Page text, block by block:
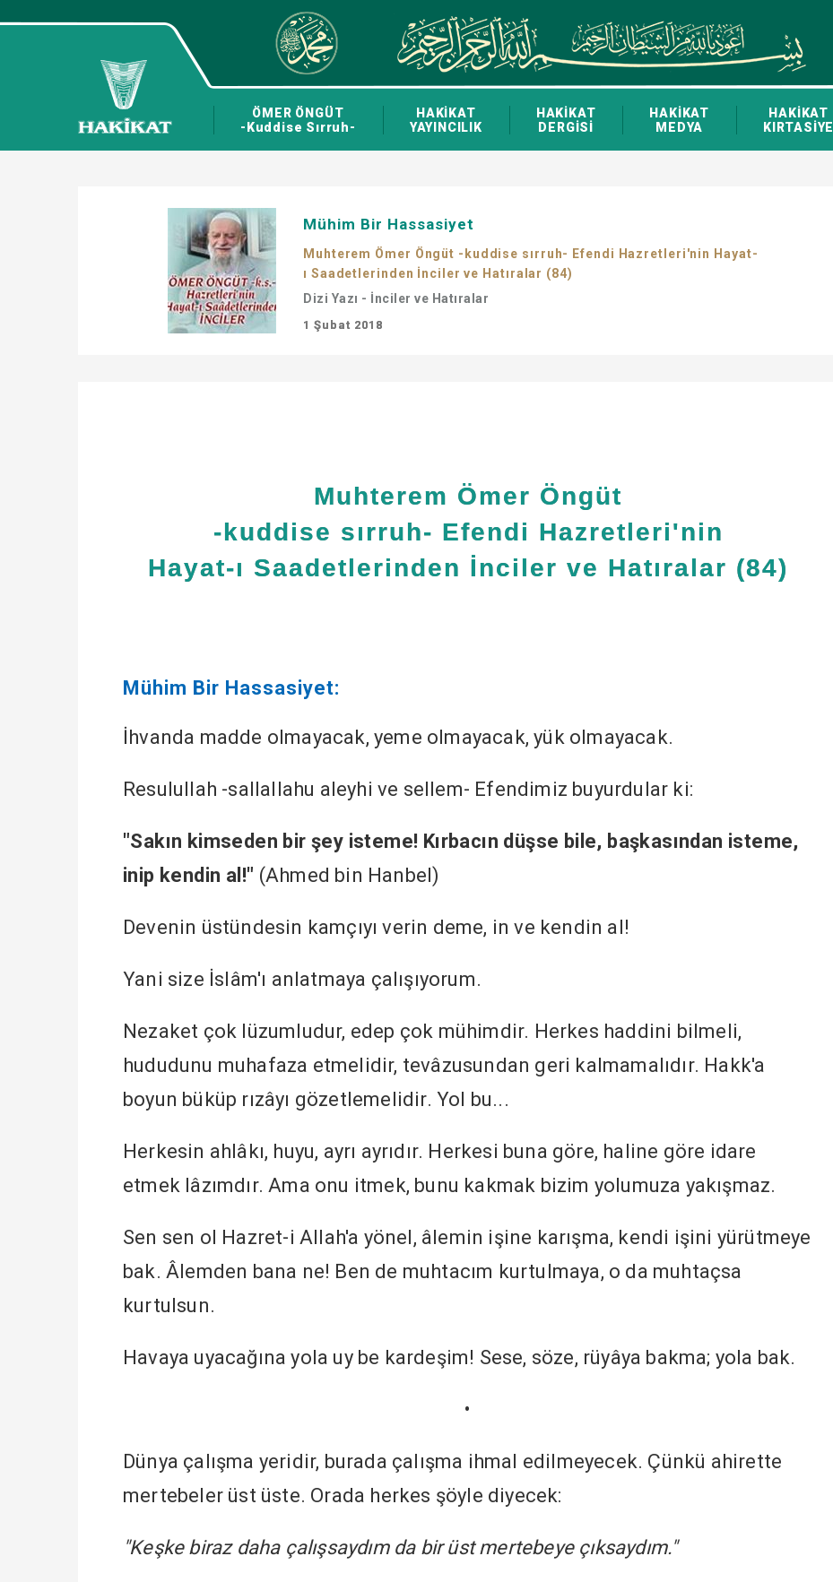
ÖMER ÖNGÜT
-Kuddise Sırruh-
HAKİKAT
YAYINCILIK
HAKİKAT
DERGİSİ
HAKİKAT
MEDYA
HAKİKAT
KIRTASİYE
Mühim Bir Hassasiyet
Muhterem Ömer Öngüt -kuddise sırruh- Efendi Hazretleri'nin Hayat-
ı Saadetlerinden İnciler ve Hatıralar (84)
Dizi Yazı - İnciler ve Hatıralar
1 Şubat 2018
Muhterem Ömer Öngüt
-kuddise sırruh- Efendi Hazretleri'nin
Hayat-ı Saadetlerinden İnciler ve Hatıralar (84)
Mühim Bir Hassasiyet:
İhvanda madde olmayacak, yeme olmayacak, yük olmayacak.
Resulullah -sallallahu aleyhi ve sellem- Efendimiz buyurdular ki:
"Sakın kimseden bir şey isteme! Kırbacın düşse bile, başkasından isteme,
inip kendin al!" (Ahmed bin Hanbel)
Devenin üstündesin kamçıyı verin deme, in ve kendin al!
Yani size İslâm'ı anlatmaya çalışıyorum.
Nezaket çok lüzumludur, edep çok mühimdir. Herkes haddini bilmeli,
hududunu muhafaza etmelidir, tevâzusundan geri kalmamalıdır. Hakk'a
boyun büküp rızâyı gözetlemelidir. Yol bu...
Herkesin ahlâkı, huyu, ayrı ayrıdır. Herkesi buna göre, haline göre idare
etmek lâzımdır. Ama onu itmek, bunu kakmak bizim yolumuza yakışmaz.
Sen sen ol Hazret-i Allah'a yönel, âlemin işine karışma, kendi işini yürütmeye
bak. Âlemden bana ne! Ben de muhtacım kurtulmaya, o da muhtaçsa
kurtulsun.
Havaya uyacağına yola uy be kardeşim! Sese, söze, rüyâya bakma; yola bak.
•
Dünya çalışma yeridir, burada çalışma ihmal edilmeyecek. Çünkü ahirette
mertebeler üst üste. Orada herkes şöyle diyecek:
"Keşke biraz daha çalışsaydım da bir üst mertebeye çıksaydım."